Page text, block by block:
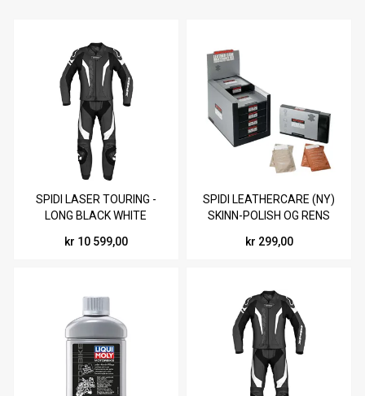
SPIDI LASER TOURING -
LONG BLACK WHITE
kr 10 599,00
SPIDI LEATHERCARE (NY)
SKINN-POLISH OG RENS
kr 299,00